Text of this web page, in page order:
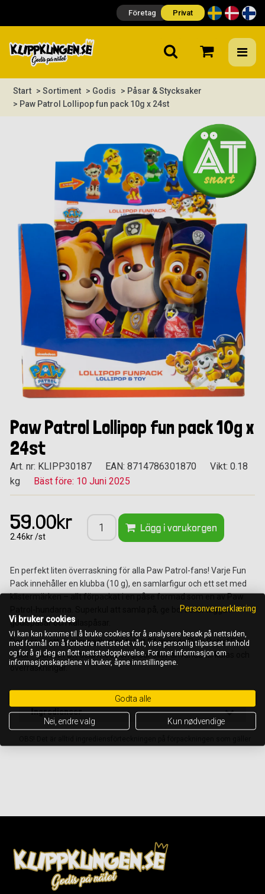
Företag Privat
Start > Sortiment > Godis
> Påsar & Stycksaker
> Paw Patrol Lollipop fun pack 10g x 24st
Paw Patrol Lollipop fun pack 10g x
24st
Art. nr: KLIPP30187 EAN: 8714786301870
Vikt: 0.18
kg
Bäst före: 10 Juni 2025
59.00kr
2.46kr /st
Lägg i varukorgen
En perfekt liten överraskning för alla Paw Patrol-fans! Varje Fun
Pack innehåller en klubba (10 g), en samlarfigur och ett set med
klistermärken – allt förpackat i en påse formad som en av Paw
Patrol-hundarna. Superkul att samla på, ge bort eller lägga i
godispåsar och kalaspåsar.
Det här är ett displaypack med totalt 24 mixade Paw Patrol Fun
Pack – perfekt att dela med kompisar eller använda till kalas och
överraskningar.
Ingredienser
Personvernerklæring
Vi bruker cookies
Vi kan kan komme til å bruke cookies for å analysere besøk på nettsiden,
med formål om å forbedre nettstedet vårt, vise personlig tilpasset innhold
og for å gi deg en flott nettstedopplevelse. For mer informasjon om
informasjonskapslene vi bruker, åpne innstillingene.
Godta alle
Nei, endre valg Kun nødvendige